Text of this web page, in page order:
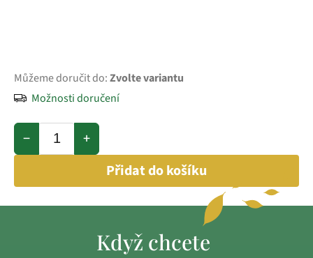
Můžeme doručit do:Zvolte variantu
Možnosti doručení
+
−
Přidat do košíku
Když chcete